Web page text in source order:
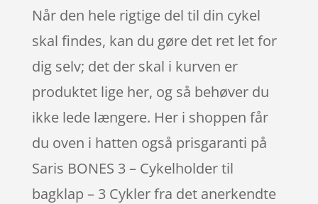
Når den hele rigtige del til din cykel
skal findes, kan du gøre det ret let for
dig selv; det der skal i kurven er
produktet lige her, og så behøver du
ikke lede længere. Her i shoppen får
du oven i hatten også prisgaranti på
Saris BONES 3 – Cykelholder til
bagklap – 3 Cykler fra det anerkendte